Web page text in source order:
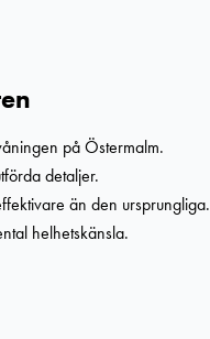
på Östermalm.
detaljer.
än den ursprungliga.
helhetskänsla.